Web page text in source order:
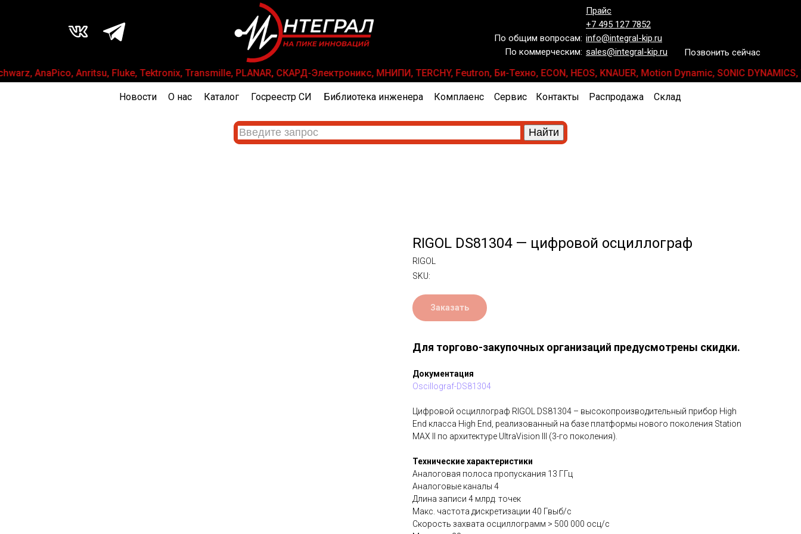
Прайс
+7 495 127 7852
info@integral-kip.ru
sales@integral-kip.ru
По общим вопросам:
По коммерческим:
Позвонить сейчас
AnaPico, Anritsu, Fluke, Tektronix, Transmille, PLANAR, СКАРД-Электроникс, МНИПИ, TERCHY, Feutron, Би-Техно, ECON, HEOS, KNAUER, Motion Dynamic, SONIC
Каталог
О нас Контакты
Госреестр СИ Библиотека инженера Комплаенс
Новости Сервис Распродажа Склад
RIGOL DS81304 — цифровой осциллограф
RIGOL
SKU:
Заказать
Для торгово-закупочных организаций предусмотрены скидки.
Документация
Oscillograf-DS81304
Цифровой осциллограф RIGOL DS81304 – высокопроизводительный прибор High
End класса High End, реализованный на базе платформы нового поколения Station
MAX II по архитектуре UltraVision III (3-го поколения).
Технические характеристики
Аналоговая полоса пропускания 13 ГГц
Аналоговые каналы 4
Длина записи 4 млрд. точек
Макс. частота дискретизации 40 Гвыб/с
Скорость захвата осциллограмм > 500 000 осц/с